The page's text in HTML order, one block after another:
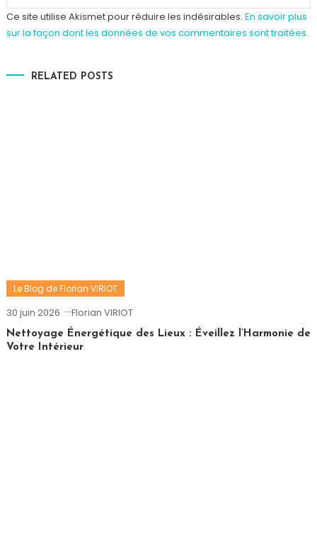
Ce site utilise Akismet pour réduire les indésirables. En savoir plus
sur la façon dont les données de vos commentaires sont traitées.
RELATED POSTS
Le Blog de Florian VIRIOT
30 juin 2026 Florian VIRIOT
Nettoyage Énergétique des Lieux : Éveillez l’Harmonie de
Votre Intérieur